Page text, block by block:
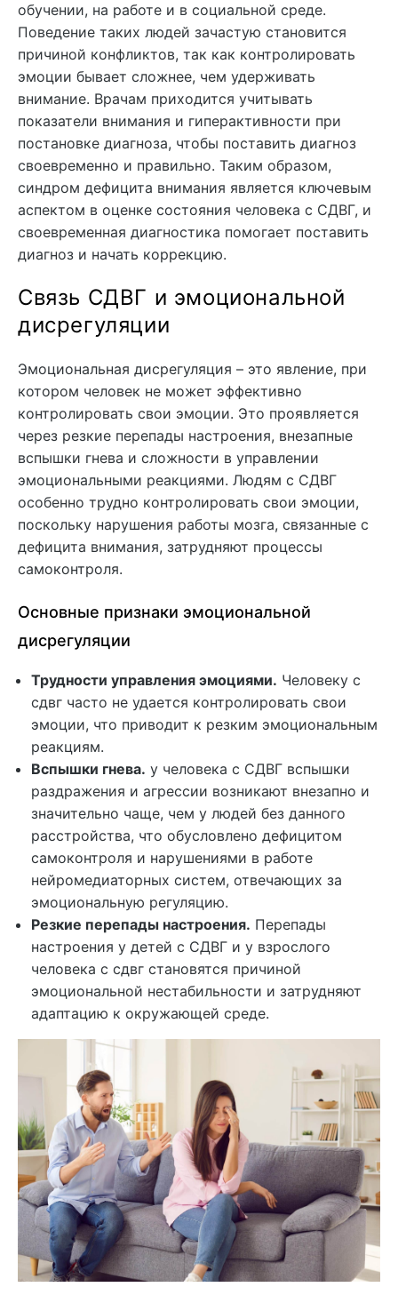
обучении, на работе и в социальной среде.
Поведение таких людей зачастую становится
причиной конфликтов, так как контролировать
эмоции бывает сложнее, чем удерживать
внимание. Врачам приходится учитывать
показатели внимания и гиперактивности при
постановке диагноза, чтобы поставить диагноз
своевременно и правильно. Таким образом,
синдром дефицита внимания является ключевым
аспектом в оценке состояния человека с СДВГ, и
своевременная диагностика помогает поставить
диагноз и начать коррекцию.
Связь СДВГ и эмоциональной
дисрегуляции
Эмоциональная дисрегуляция – это явление, при
котором человек не может эффективно
контролировать свои эмоции. Это проявляется
через резкие перепады настроения, внезапные
вспышки гнева и сложности в управлении
эмоциональными реакциями. Людям с СДВГ
особенно трудно контролировать свои эмоции,
поскольку нарушения работы мозга, связанные с
дефицита внимания, затрудняют процессы
самоконтроля.
Основные признаки эмоциональной
дисрегуляции
Трудности управления эмоциями. Человеку с
сдвг часто не удается контролировать свои
эмоции, что приводит к резким эмоциональным
реакциям.
Вспышки гнева. у человека с СДВГ вспышки
раздражения и агрессии возникают внезапно и
значительно чаще, чем у людей без данного
расстройства, что обусловлено дефицитом
самоконтроля и нарушениями в работе
нейромедиаторных систем, отвечающих за
эмоциональную регуляцию.
Резкие перепады настроения. Перепады
настроения у детей с СДВГ и у взрослого
человека с сдвг становятся причиной
эмоциональной нестабильности и затрудняют
адаптацию к окружающей среде.